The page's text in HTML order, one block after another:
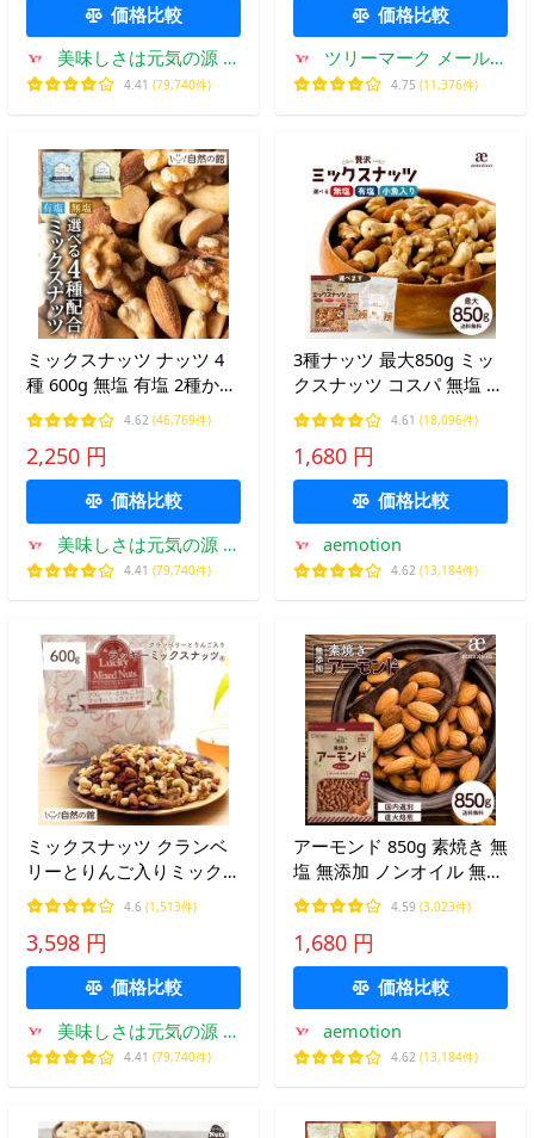
価格比較
美味しさは元気の源 自
然の館
4.41 (79,740件)
価格比較
ツリーマーク メール便
専門支店
4.75 (11,376件)
ミックスナッツ ナッツ 4
種 600g 無塩 有塩 2種から
1つ選べる ラッキーミック
スナッツ 380g 無添加 ポイ
ント消化 爆買
4.62 (46,769件)
2,250 円
価格比較
美味しさは元気の源 自
然の館
4.41 (79,740件)
3種ナッツ 最大850g ミッ
クスナッツ コスパ 無塩 有
塩 小魚入り 選べる 贅沢3
種のミックスナッツ ナッ
ツ 無添加 無塩 爆買 Y
4.61 (18,096件)
1,680 円
価格比較
aemotion
4.62 (13,184件)
ミックスナッツ クランベ
リーとりんご入りミックス
ナッツ 600g ナッツ くるみ
カシューナッツ アーモン
4.6 (1,513件)
3,598 円
価格比較
美味しさは元気の源 自
然の館
4.41 (79,740件)
アーモンド 850g 素焼き 無
塩 無添加 ノンオイル 無油
ナッツ 美容 健康 大容量
食物繊維 ビタミン おやつ
おつまみ 直火焙煎 爆買 Y
4.59 (3,023件)
1,680 円
価格比較
aemotion
4.62 (13,184件)